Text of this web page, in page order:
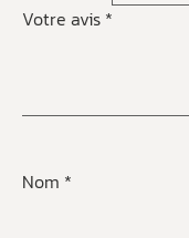
Votre avis *
Nom *